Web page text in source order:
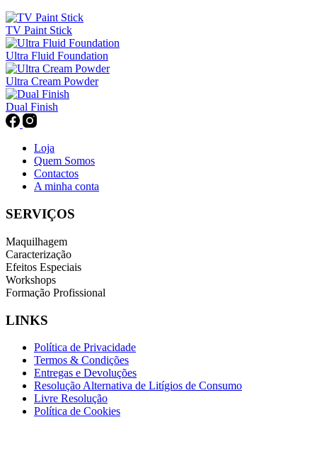
product
TV Paint Stick
Ultra Fluid Foundation
Ultra Cream Powder
Dual Finish
Loja
Quem Somos
Contactos
A minha conta
SERVIÇOS
Maquilhagem
Caracterização
Efeitos Especiais
Workshops
Formação Profissional
LINKS
Política de Privacidade
Termos & Condições
Entregas e Devoluções
Resolução Alternativa de Litígios de Consumo
Livre Resolução
Política de Cookies